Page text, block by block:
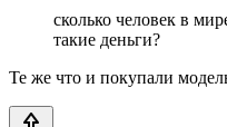
сколько человек в
такие деньги?
Те же что и покупали